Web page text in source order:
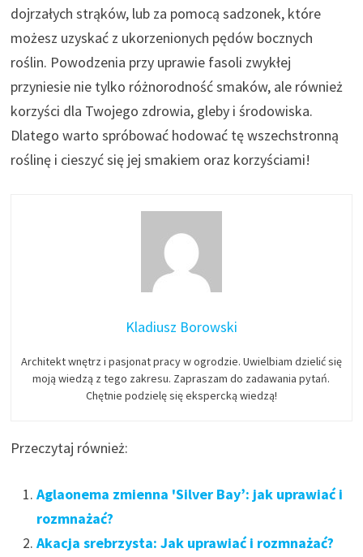
dojrzałych strąków, lub za pomocą sadzonek, które
możesz uzyskać z ukorzenionych pędów bocznych
roślin. Powodzenia przy uprawie fasoli zwykłej
przyniesie nie tylko różnorodność smaków, ale również
korzyści dla Twojego zdrowia, gleby i środowiska.
Dlatego warto spróbować hodować tę wszechstronną
roślinę i cieszyć się jej smakiem oraz korzyściami!
Kladiusz Borowski
Architekt wnętrz i pasjonat pracy w ogrodzie. Uwielbiam dzielić się
moją wiedzą z tego zakresu. Zapraszam do zadawania pytań.
Chętnie podzielę się ekspercką wiedzą!
Przeczytaj również:
Aglaonema zmienna 'Silver Bay’: jak uprawiać i
rozmnażać?
Akacja srebrzysta: Jak uprawiać i rozmnażać?